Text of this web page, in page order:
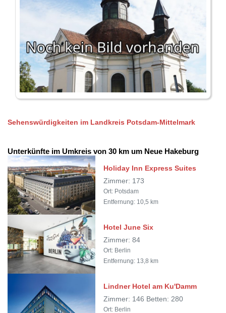
Sehenswürdigkeiten im Landkreis Potsdam-Mittelmark
Unterkünfte im Umkreis von 30 km um Neue Hakeburg
Holiday Inn Express Suites
Zimmer: 173
Ort: Potsdam
Entfernung: 10,5 km
Hotel June Six
Zimmer: 84
Ort: Berlin
Entfernung: 13,8 km
Lindner Hotel am Ku'Damm
Zimmer: 146 Betten: 280
Ort: Berlin